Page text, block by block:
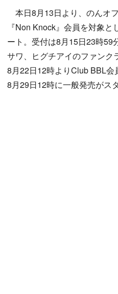
本日8月13日より、のんオ
『Non Knock』会員を対象
ート。受付は8月15日23時59
サワ、ヒグチアイのファンク
8月22日12時よりClub BBL会
8月29日12時に一般発売がス